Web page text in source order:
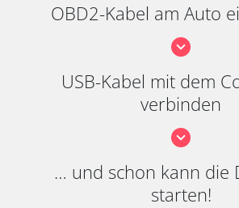
OBD2-Kabel am Auto
USB-Kabel mit dem
verbinden
… und schon kann die
starten!